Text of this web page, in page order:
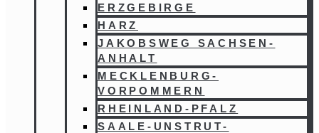
ERZGEBIRGE
HARZ
JAKOBSWEG SACHSEN-
ANHALT
MECKLENBURG-
VORPOMMERN
RHEINLAND-PFALZ
SAALE-UNSTRUT-